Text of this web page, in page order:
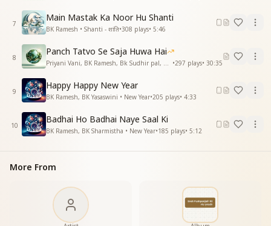
मीठी दादिमां
बनके फरिश्ता मीठी दादिमां
उड़ चली हो
बाबा के पास
बाबा के पास
बाबा के पास
बाबा के पास
_______
7
Main Mastak Ka Noor Hu Shanti
BK Ramesh • Shanti - शांति•308 plays• 5:46
8
Panch Tatvo Se Saja Huwa Hai
•297 plays• 30:35
9
Happy Happy New Year
BK Ramesh, BK Yasaswini • New Year•205 plays• 4:33
10
Badhai Ho Badhai Naye Saal Ki
BK Ramesh, BK Sharmistha • New Year•185 plays• 5:12
More From